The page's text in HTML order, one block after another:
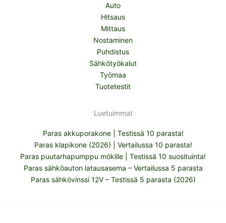
Auto
Hitsaus
Mittaus
Nostaminen
Puhdistus
Sähkötyökalut
Työmaa
Tuotetestit
Luetuimmat
Paras akkuporakone | Testissä 10 parasta!
Paras klapikone (2026) | Vertailussa 10 parasta!
Paras puutarhapumppu mökille | Testissä 10 suosituinta!
Paras sähköauton latausasema – Vertailussa 5 parasta
Paras sähkövinssi 12V – Testissä 5 parasta (2026)